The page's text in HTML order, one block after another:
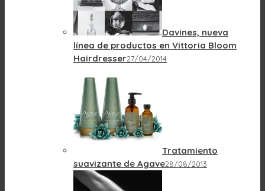
Davines, nueva
línea de productos en Vittoria Bloom
Hairdresser27/04/2014
Tratamiento
suavizante de Agave28/08/2013